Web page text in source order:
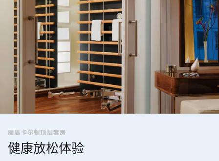
丽思卡尔顿顶层套房
健康放松体验